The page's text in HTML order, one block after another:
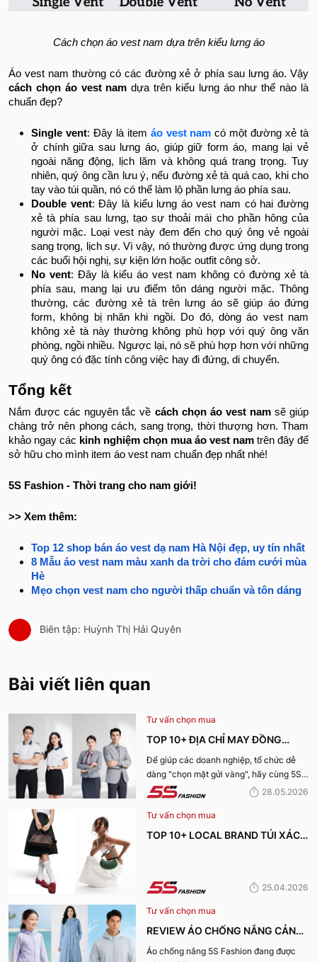
Cách chọn áo vest nam dựa trên kiểu lưng áo
Áo vest nam thường có các đường xẻ ở phía sau lưng áo. Vậy
cách chọn áo vest nam dựa trên kiểu lưng áo như thế nào là
chuẩn đẹp?
Single vent: Đây là item áo vest nam có một đường xẻ tà
ở chính giữa sau lưng áo, giúp giữ form áo, mang lại vẻ
ngoài năng động, lịch lãm và không quá trang trọng. Tuy
nhiên, quý ông cần lưu ý, nếu đường xẻ tà quá cao, khi cho
tay vào túi quần, nó có thể làm lộ phần lưng áo phía sau.
Double vent: Đây là kiểu lưng áo vest nam có hai đường
xẻ tà phía sau lưng, tạo sự thoải mái cho phần hông của
người mặc. Loại vest này đem đến cho quý ông vẻ ngoài
sang trọng, lịch sự. Vì vậy, nó thường được ứng dụng trong
các buổi hội nghị, sự kiện lớn hoặc outfit công sở.
No vent: Đây là kiểu áo vest nam không có đường xẻ tà
phía sau, mang lại ưu điểm tôn dáng người mặc. Thông
thường, các đường xẻ tà trên lưng áo sẽ giúp áo đứng
form, không bị nhăn khi ngồi. Do đó, dòng áo vest nam
không xẻ tà này thường không phù hợp với quý ông văn
phòng, ngồi nhiều. Ngược lại, nó sẽ phù hợp hơn với những
quý ông có đặc tính công việc hay đi đứng, di chuyển.
Tổng kết
Nắm được các nguyên tắc về cách chọn áo vest namsẽ giúp
chàng trở nên phong cách, sang trọng, thời thượng hơn. Tham
khảo ngay các kinh nghiệm chọn mua áo vest nam trên đây để
sở hữu cho mình item áo vest nam chuẩn đẹp nhất nhé!
5S Fashion - Thời trang cho nam giới!
>> Xem thêm:
Top 12 shop bán áo vest dạ nam Hà Nội đẹp, uy tín nhất
8 Mẫu áo vest nam màu xanh da trời cho đám cưới mùa
Hè
Mẹo chọn vest nam cho người thấp chuẩn và tôn dáng
Biên tập: Huỳnh Thị Hải Quyên
Bài viết liên quan
Tư vấn chọn mua
TOP 10+ ĐỊA CHỈ MAY ĐỒNG
PHỤC CÔNG TY ĐẸP, UY TÍN
NHẤT HIỆN NAY
Để giúp các doanh nghiệp, tổ chức dễ
dàng "chọn mặt gửi vàng", hãy cùng 5S
Fashion tìm hiểu những địa chỉ may đồng
được nhiều đánh giá tích cực nhất hiện
nay.
28.05.2026
Tư vấn chọn mua
TOP 10+ LOCAL BRAND TÚI XÁCH
25.04.2026
Tư vấn chọn mua
REVIEW ÁO CHỐNG NẮNG CẢN
TIA UV, CHỐNG NẮNG TỐT NHẤT
Áo chống nắng 5S Fashion đang được